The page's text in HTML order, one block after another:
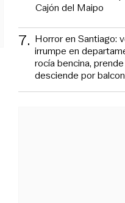
Cajón del Maipo
7. Horror en Santiago:
irrumpe en
rocía bencina,
desciende por